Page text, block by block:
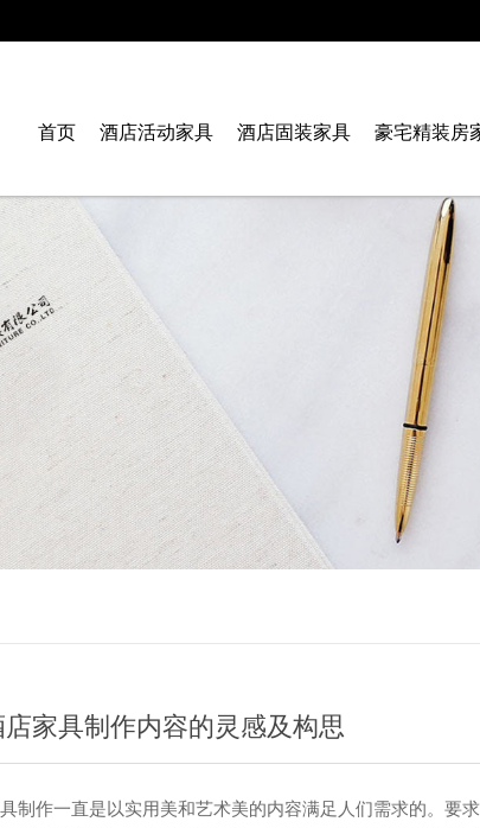
首页 酒店活动家具 酒店固装家具 豪宅精装房
家具制作内容的灵感及构思
作一直是以实用美和艺术美的内容满足人们需求的。要